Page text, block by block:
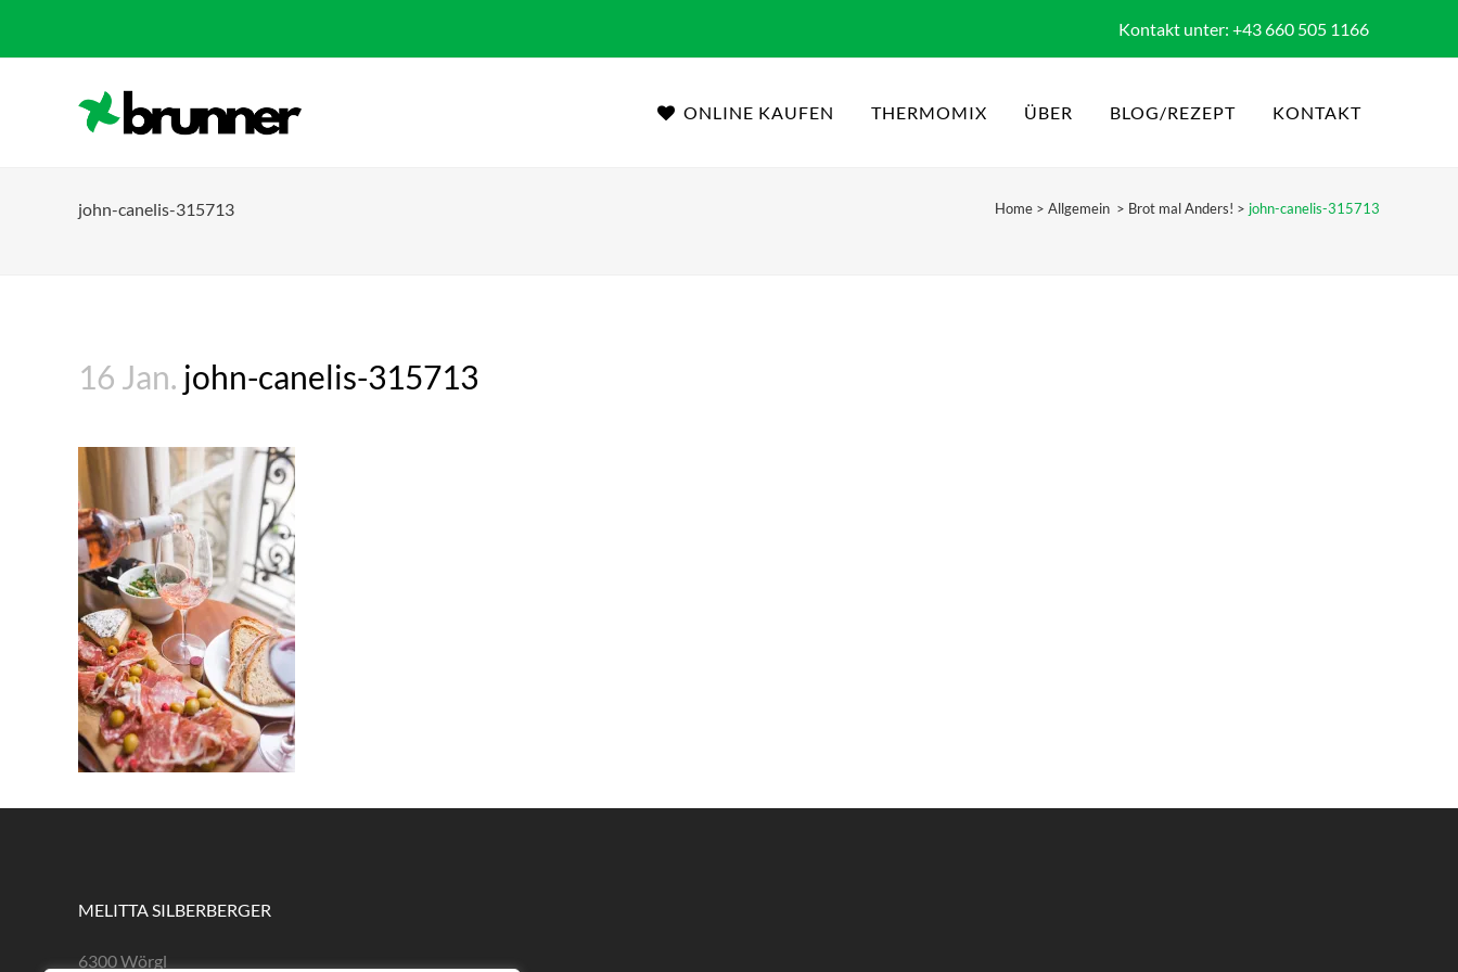
Kontakt unter: +43 660 505 1166
ONLINE KAUFEN THERMOMIX ÜBER BLOG/REZEPT KONTAKT
john-canelis-315713 Home > Allgemein > Brot mal Anders! > john-canelis-315713
16 Jan. john-canelis-315713
MELITTA SILBERBERGER
6300 Wörgl